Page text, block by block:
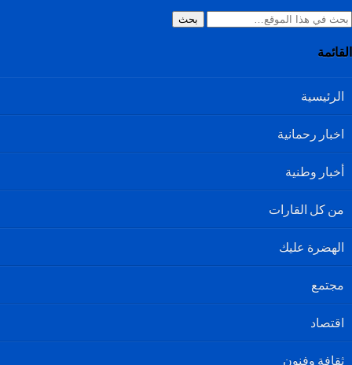
بحث
القائمة
الرئيسية
اخبار رحمانية
أخبار وطنية
من كل القارات
الهضرة عليك
مجتمع
اقتصاد
ثقافة وفنون